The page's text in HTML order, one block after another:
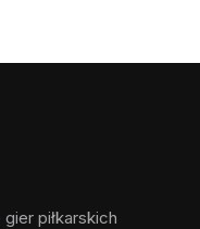
piłkarskich